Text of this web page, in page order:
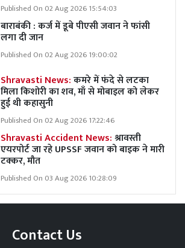
Published On 02 Aug 2026 15:54:03
बाराबंकी : कर्ज में डूबे पीएसी जवान ने फांसी
लगा दी जान
Published On 02 Aug 2026 19:00:02
Shravasti News:कमरे में फंदे से लटका
मिला किशोरी का शव, माँ से मोबाइल को लेकर
हुई थी कहासुनी
Published On 02 Aug 2026 17:22:46
Shravasti Accident News:श्रावस्ती
एयरपोर्ट जा रहे UPSSF जवान को बाइक ने मारी
टक्कर, मौत
Published On 03 Aug 2026 10:28:09
Contact Us